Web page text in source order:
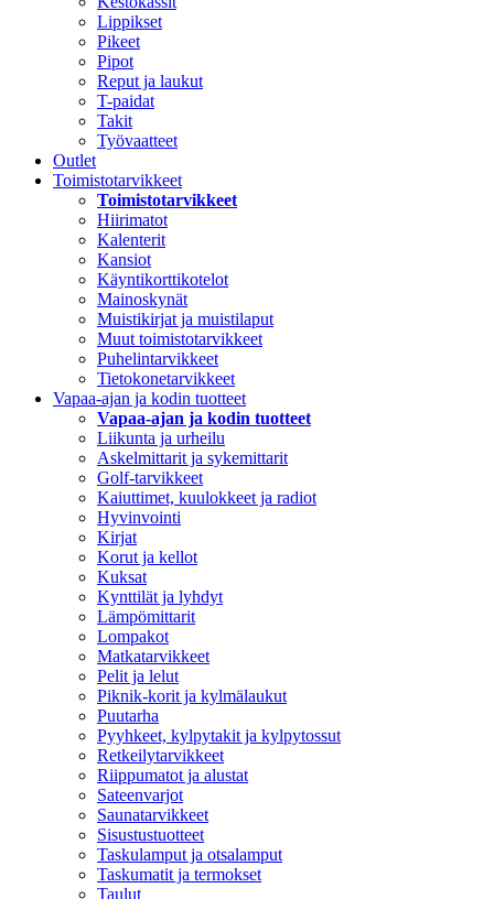
Lippikset
Pikeet
Pipot
Reput ja laukut
T-paidat
Takit
Työvaatteet
Outlet
Toimistotarvikkeet
Toimistotarvikkeet
Hiirimatot
Kalenterit
Kansiot
Käyntikorttikotelot
Mainoskynät
Muistikirjat ja muistilaput
Muut toimistotarvikkeet
Puhelintarvikkeet
Tietokonetarvikkeet
Vapaa-ajan ja kodin tuotteet
Vapaa-ajan ja kodin tuotteet
Liikunta ja urheilu
Askelmittarit ja sykemittarit
Golf-tarvikkeet
Kaiuttimet, kuulokkeet ja radiot
Hyvinvointi
Kirjat
Korut ja kellot
Kuksat
Kynttilät ja lyhdyt
Lämpömittarit
Lompakot
Matkatarvikkeet
Pelit ja lelut
Piknik-korit ja kylmälaukut
Puutarha
Pyyhkeet, kylpytakit ja kylpytossut
Retkeilytarvikkeet
Riippumatot ja alustat
Sateenvarjot
Saunatarvikkeet
Sisustustuotteet
Taskulamput ja otsalamput
Taskumatit ja termokset
Taulut